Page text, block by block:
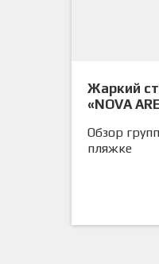
Жаркий
«NOVA
Обзор
пляжке